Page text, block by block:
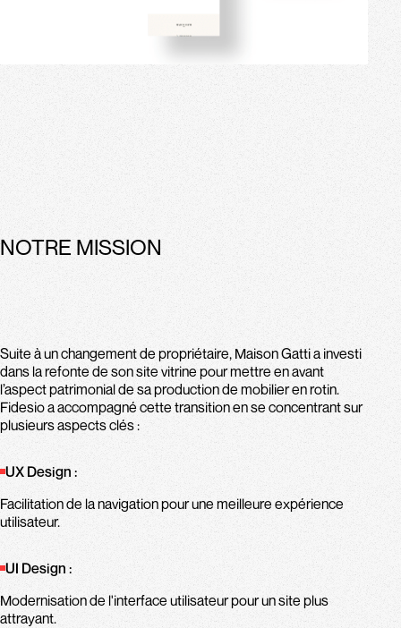
NOTRE MISSION
Suite à un changement de propriétaire, Maison Gatti a investi
dans la refonte de son site vitrine pour mettre en avant
l’aspect patrimonial de sa production de mobilier en rotin.
Fidesio a accompagné cette transition en se concentrant sur
plusieurs aspects clés :
UX Design :
Facilitation de la navigation pour une meilleure expérience
utilisateur.
UI Design :
Modernisation de l'interface utilisateur pour un site plus
attrayant.